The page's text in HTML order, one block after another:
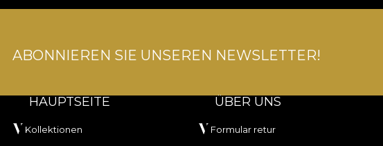
ABONNIEREN SIE UNSEREN NEWSLETTER!
HAUPTSEITE
Kollektionen
ÜBER UNS
Formular retur